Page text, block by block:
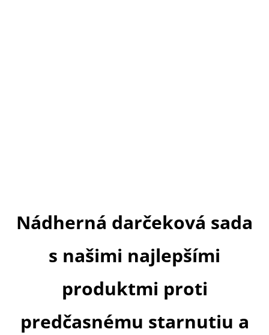
Nádherná darčeková sada
s našimi najlepšími
produktmi proti
predčasnému starnutiu a